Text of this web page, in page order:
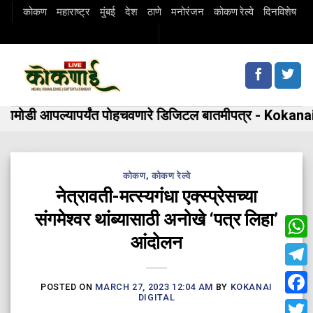
Skipकोकण महाराष्ट्र मुंबई देश ठाणे मनोरंजन कोकण रेल्वे दिनविशेष
आपल्यापर्यंत पोहचवणारे डिजिटल बातमीपत्र - Kokanai
कोकण, कोकण रेल्वे
नेत्रावती-मत्स्यगंधा एक्स्प्रेसच्या
संगमेश्वर थांब्यासाठी अनोखे ‘पत्र लिहा’
आंदोलन
POSTED ON MARCH 27, 2023 12:04 AM BY KOKANAI
DIGITAL